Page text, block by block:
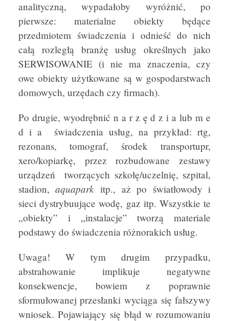
analityczną, wypadałoby wyróżnić, po
pierwsze: materialne obiekty będące
przedmiotem świadczenia i odnieść do nich
całą rozległą branżę usług określnych jako
SERWISOWANIE (i nie ma znaczenia, czy
owe obiekty użytkowane są w gospodarstwach
domowych, urzędach czy firmach).
Po drugie, wyodrębnić n a r z ę d z i a lub m e
d i a świadczenia usług, na przykład: rtg,
rezonans, tomograf, środek transportupr,
xero/kopiarkę, przez rozbudowane zestawy
urządzeń tworzących szkołę/uczelnię, szpital,
stadion,aquapark itp., aż po światłowody i
sieci dystrybuujące wodę, gaz itp. Wszystkie te
„obiekty” i „instalacje” tworzą materiale
podstawy do świadczenia różnorakich usług.
Uwaga! W tym drugim przypadku,
abstrahowanie implikuje negatywne
konsekwencje, bowiem z poprawnie
sformułowanej przesłanki wyciąga się fałszywy
wniosek. Pojawiający się błąd w rozumowaniu